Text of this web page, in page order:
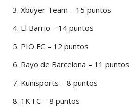
Xbuyer Team – 15 puntos
El Barrio – 14 puntos
PIO FC – 12 puntos
Rayo de Barcelona – 11 puntos
Kunisports – 8 puntos
1K FC – 8 puntos